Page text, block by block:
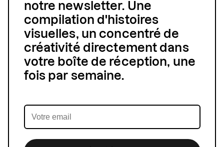
notre newsletter. Une
compilation d'histoires
visuelles, un concentré de
créativité directement dans
votre boîte de réception, une
fois par semaine.